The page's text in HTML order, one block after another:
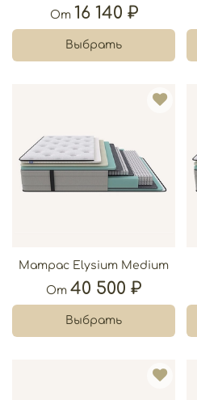
От 16 140 ₽
Выбрать
Матрас Elysium Medium
От 40 500 ₽
Выбрать